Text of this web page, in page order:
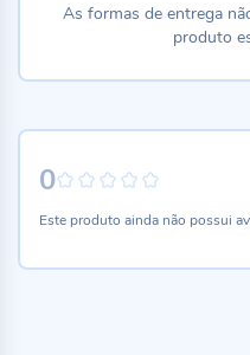
0
Este produto ainda não possui
As formas de entrega
produto